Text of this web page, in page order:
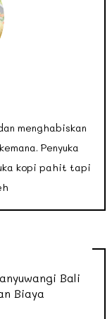
menghabiskan
Penyuka
kopi pahit tapi
Bali
Biaya